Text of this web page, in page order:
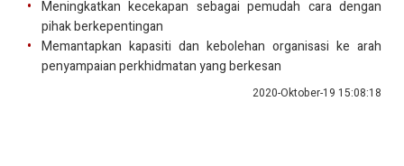
Meningkatkan kecekapan sebagai pemudah cara dengan
pihak berkepentingan
Memantapkan kapasiti dan kebolehan organisasi ke arah
penyampaian perkhidmatan yang berkesan
2020-Oktober-19 15:08:18